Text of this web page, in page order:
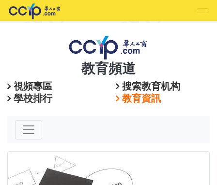
教育頻道
視頻專區
搜索教育机构
學校排行
教育資訊